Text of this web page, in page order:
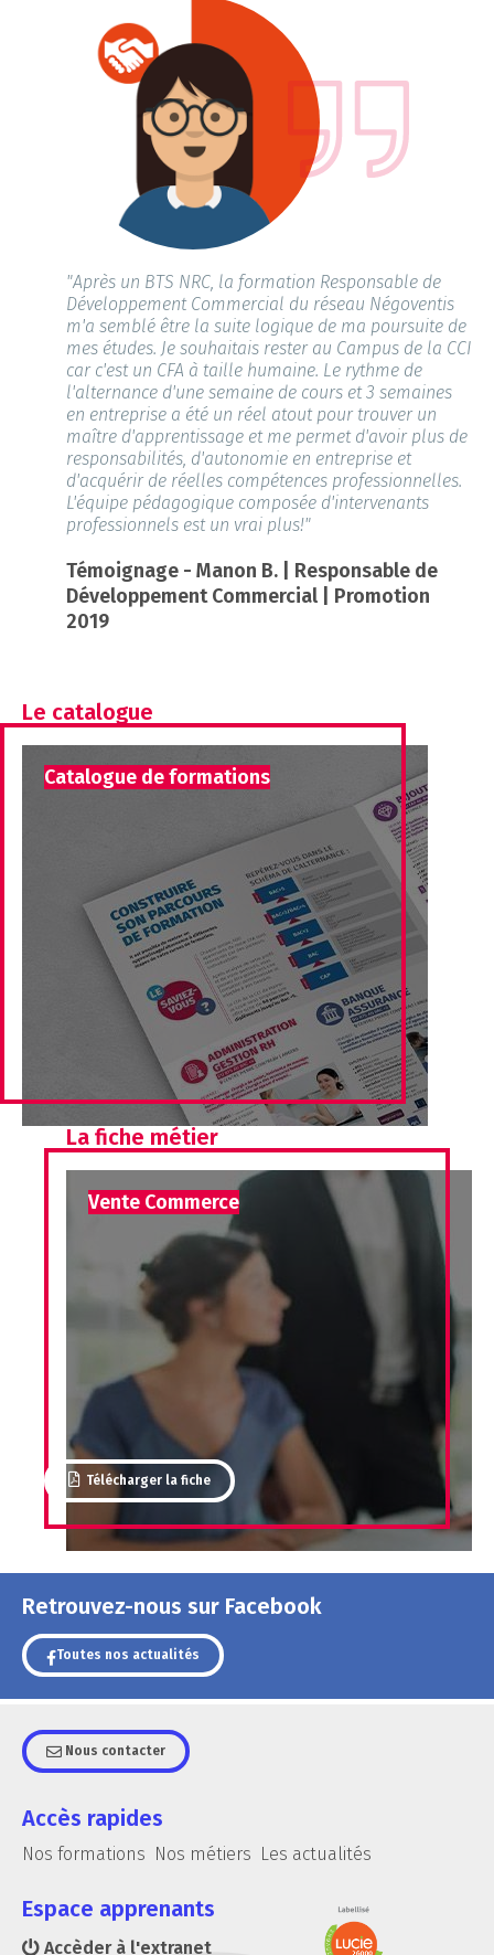
"Après un BTS NRC, la formation Responsable de
Développement Commercial du réseau Négoventis
m'a semblé être la suite logique de ma poursuite de
mes études. Je souhaitais rester au Campus de la CCI
car c'est un CFA à taille humaine. Le rythme de
l'alternance d'une semaine de cours et 3 semaines
en entreprise a été un réel atout pour trouver un
maître d'apprentissage et me permet d'avoir plus de
responsabilités, d'autonomie en entreprise et
d'acquérir de réelles compétences professionnelles.
L'équipe pédagogique composée d'intervenants
professionnels est un vrai plus!"
Témoignage - Manon B. | Responsable de
Développement Commercial | Promotion
2019
Le catalogue
Catalogue de formations
La fiche métier
Vente Commerce
Télécharger la fiche
Retrouvez-nous sur Facebook
Toutes nos actualités
Nous contacter
Accès rapides
Nos formations Nos métiers Les actualités
Espace apprenants
Accèder à l'extranet